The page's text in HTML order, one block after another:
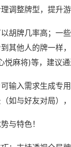
调整牌型，提升
胡牌几率高；一
其他人的牌一样
悦麻将)等，建议通
输入需求生成专
如与好友对局）
与特色！